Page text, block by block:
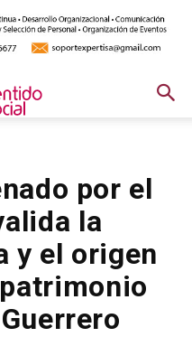
por el
la
y el origen